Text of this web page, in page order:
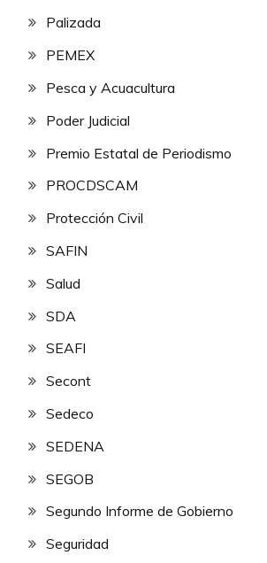
Palizada
PEMEX
Pesca y Acuacultura
Poder Judicial
Premio Estatal de Periodismo
PROCDSCAM
Protección Civil
SAFIN
Salud
SDA
SEAFI
Secont
Sedeco
SEDENA
SEGOB
Segundo Informe de Gobierno
Seguridad